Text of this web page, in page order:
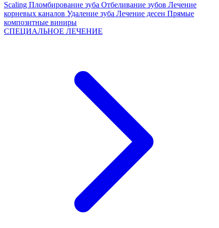
Scaling Пломбирование зуба Отбеливание зубов Лечение
корневых каналов Удаление зуба Лечение десен Прямые
композитные виниры
СПЕЦИАЛЬНОЕ ЛЕЧЕНИЕ